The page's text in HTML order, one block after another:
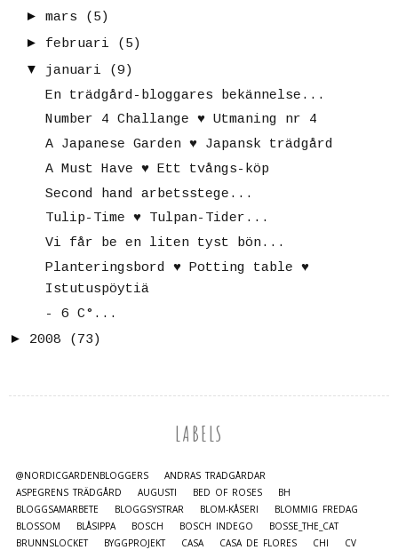
► mars
(5)
► februari
(5)
▼
januari
(9)
En trädgård-bloggares bekännelse...
Number 4 Challange ♥ Utmaning nr 4
A Japanese Garden ♥ Japansk trädgård
A Must Have ♥ Ett tvångs-köp
Second hand arbetsstege...
Tulip-Time ♥ Tulpan-Tider...
Vi får be en liten tyst bön...
Planteringsbord ♥ Potting table ♥
Istutuspöytiä
- 6 C°...
► 2008 (73)
LABELS
@NORDICGARDENBLOGGERS
ANDRAS TRÄDGÅRDAR
ASPEGRENS TRÄDGÅRD
AUGUSTI BED OF ROSES
BH
BLOGGSAMARBETE
BLOGGSYSTRAR BLOM-KÅSERI
BLOMMIG FREDAG
BLOSSOM
BLÅSIPPA BOSCH BOSCH INDEGO
BOSSE_THE_CAT
BRUNNSLOCKET
BYGGPROJEKT CASA CASA DE FLORES CHI
CV